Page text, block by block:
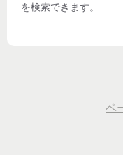
を検索できます。
ペ